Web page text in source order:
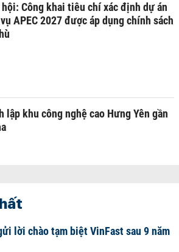
hội: Công khai tiêu chí xác định dự án
APEC 2027 được áp dụng chính sách
lập khu công nghệ cao Hưng Yên gần
lời chào tạm biệt VinFast sau 9 năm